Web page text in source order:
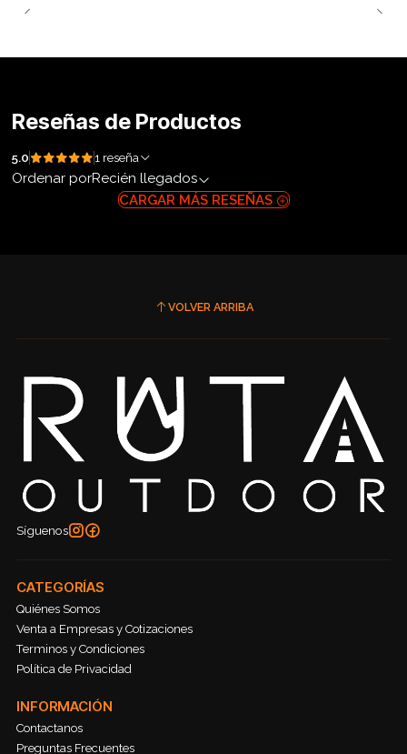
Reseñas de Productos
5.0 1 reseña
Ordenar porRecién llegados
CARGAR MÁS RESEÑAS
VOLVER ARRIBA
Síguenos
CATEGORÍAS
Quiénes Somos
Venta a Empresas y Cotizaciones
Terminos y Condiciones
Política de Privacidad
INFORMACIÓN
Contactanos
Preguntas Frecuentes